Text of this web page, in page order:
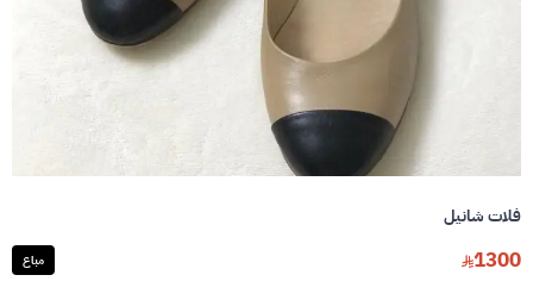
فلات شانيل
1300 مباع